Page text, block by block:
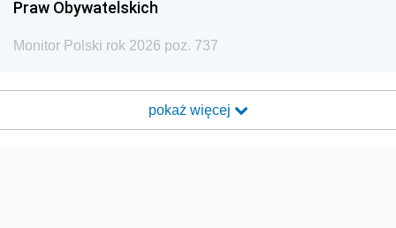
Praw Obywatelskich
Monitor Polski rok 2026 poz. 737
pokaż więcej